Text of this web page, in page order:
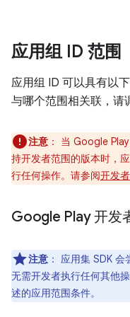
应用组 ID 范围
应用组 ID 可以具有以
与哪个范围相关联，请
注意 ：
当 Google
持开发者范围的版本时，
行任何操作。请参阅开发
Google Play 开发
注意 ：
应用集 SDK 会
无需开发者执行任何其他
述的应用范围条件。